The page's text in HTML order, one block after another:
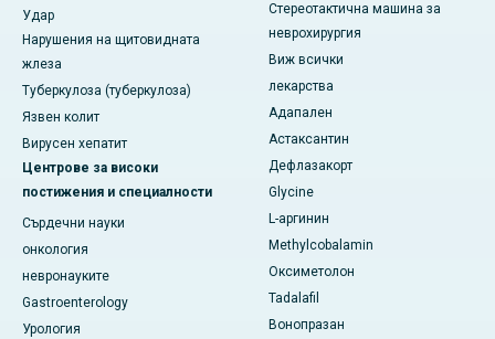
Удар
Нарушения на щитовидната
жлеза
Туберкулоза (туберкулоза)
Язвен колит
Вирусен хепатит
Центрове за високи
постижения и специалности
Сърдечни науки
онкология
невронауките
Gastroenterology
Урология
Стереотактична машина за
неврохирургия
Виж всички
лекарства
Адапален
Астаксантин
Дефлазакорт
Glycine
L-аргинин
Methylcobalamin
Оксиметолон
Tadalafil
Вонопразан